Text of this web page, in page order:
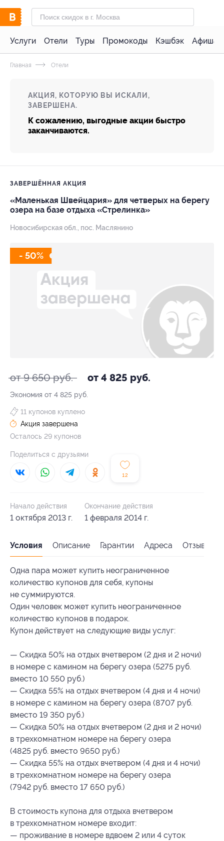
Услуги Отели Туры Промокоды Кэшбэк Афиша
Главная Отели
АКЦИЯ, КОТОРУЮ ВЫ ИСКАЛИ,
ЗАВЕРШЕНА.
К сожалению, выгодные акции быстро
заканчиваются.
ЗАВЕРШЁННАЯ АКЦИЯ
«Маленькая Швейцария» для четверых на берегу
озера на базе отдыха «Стрелинка»
Новосибирская обл., пос. Маслянино
- 50%
от 9 650 руб. от 4 825 руб.
Экономия от 4 825 руб.
12
11 купонов куплено
Акция завершена
Осталось 29 купонов
Поделиться с друзьями
Начало действия
1 октября 2013 г.
Окончание действия
1 февраля 2014 г.
Условия Описание Гарантии Адреса Отзывы
Одна пара может купить неограниченное
количество купонов для себя, купоны
не суммируются.
Один человек может купить неограниченное
количество купонов в подарок.
Купон действует на следующие виды услуг:
— Скидка 50% на отдых вчетвером (2 дня и 2 ночи)
в номере с камином на берегу озера (5275 руб.
вместо 10 550 руб.)
— Скидка 55% на отдых вчетвером (4 дня и 4 ночи)
в номере с камином на берегу озера (8707 руб.
вместо 19 350 руб.)
— Скидка 50% на отдых вчетвером (2 дня и 2 ночи)
в трехкомнатном номере на берегу озера
(4825 руб. вместо 9650 руб.)
— Скидка 55% на отдых вчетвером (4 дня и 4 ночи)
в трехкомнатном номере на берегу озера
(7942 руб. вместо 17 650 руб.)
В стоимость купона для отдыха вчетвером
в трехкомнатном номере входит:
— проживание в номере вдвоем 2 или 4 суток